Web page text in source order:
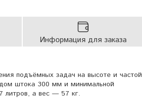
Информация для заказа
подъёмных задач на высоте и частой
штока 300 мм и минимальной
литров, а вес — 57 кг.